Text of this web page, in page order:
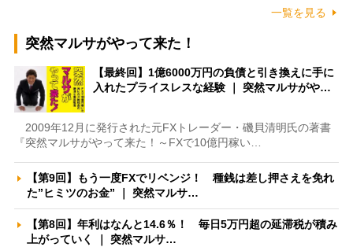
一覧を見る
突然マルサがやって来た！
【最終回】1億6000万円の負債と引き換えに手に
入れたプライスレスな経験 ｜ 突然マルサがや…
2009年12月に発行された元FXトレーダー・磯貝清明氏の著書
『突然マルサがやって来た！～FXで10億円稼い…
【第9回】もう一度FXでリベンジ！ 種銭は差し押さえを免れ
た”ヒミツのお金” ｜ 突然マルサ…
【第8回】年利はなんと14.6％！ 毎日5万円超の延滞税が積み
上がっていく ｜ 突然マルサ…